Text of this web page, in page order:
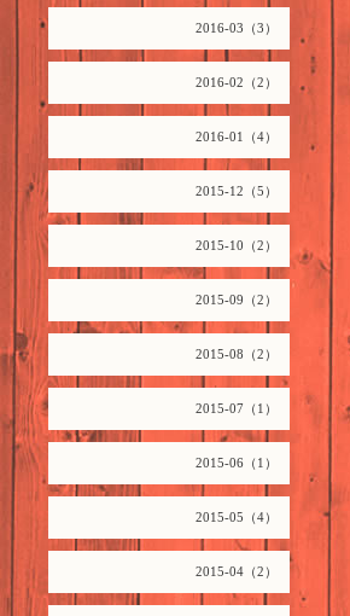
2016-03（3）
2016-02（2）
2016-01（4）
2015-12（5）
2015-10（2）
2015-09（2）
2015-08（2）
2015-07（1）
2015-06（1）
2015-05（4）
2015-04（2）